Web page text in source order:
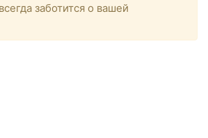
заботится о вашей